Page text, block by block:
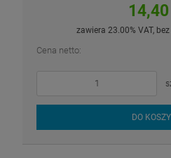
14,40
zawiera 23.00% VAT,
Cena netto:
DO